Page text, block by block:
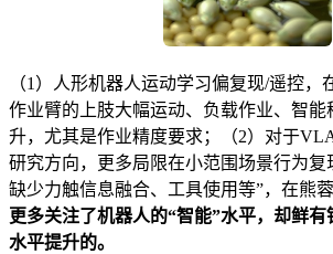
（1）人形机器人运动学习偏复现/遥控，
作业臂的上肢大幅运动、负载作业、智能
升，尤其是作业精度要求；（2）对于
研究方向，更多局限在小范围场景行为复
缺少力触信息融合、工具使用等”，在熊蓉
更多关注了机器人的“智能”水平，却鲜
水平提升的。